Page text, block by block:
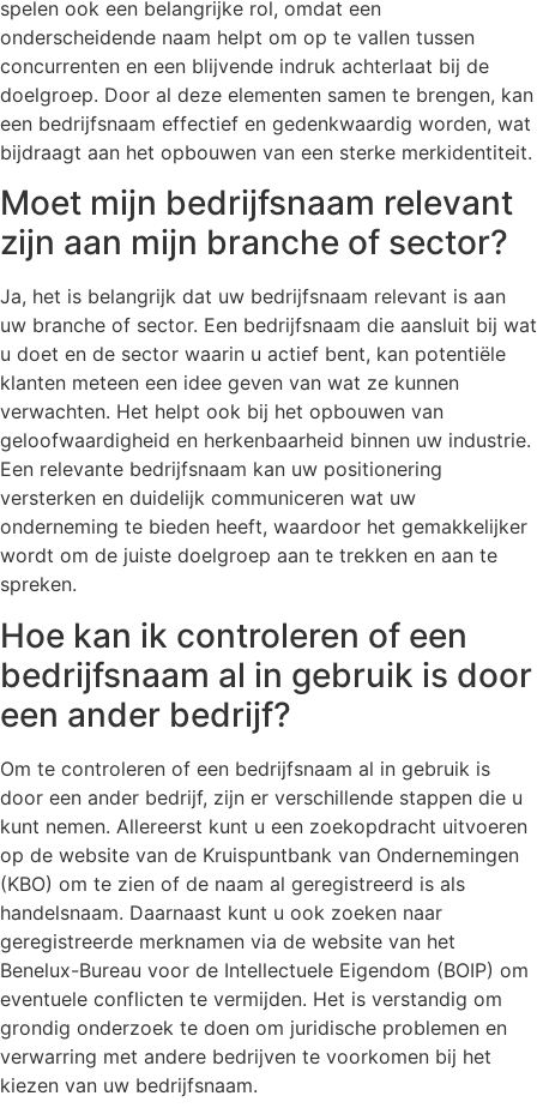
spelen ook een belangrijke rol, omdat een
onderscheidende naam helpt om op te vallen tussen
concurrenten en een blijvende indruk achterlaat bij de
doelgroep. Door al deze elementen samen te brengen, kan
een bedrijfsnaam effectief en gedenkwaardig worden, wat
bijdraagt aan het opbouwen van een sterke merkidentiteit.
Moet mijn bedrijfsnaam relevant
zijn aan mijn branche of sector?
Ja, het is belangrijk dat uw bedrijfsnaam relevant is aan
uw branche of sector. Een bedrijfsnaam die aansluit bij wat
u doet en de sector waarin u actief bent, kan potentiële
klanten meteen een idee geven van wat ze kunnen
verwachten. Het helpt ook bij het opbouwen van
geloofwaardigheid en herkenbaarheid binnen uw industrie.
Een relevante bedrijfsnaam kan uw positionering
versterken en duidelijk communiceren wat uw
onderneming te bieden heeft, waardoor het gemakkelijker
wordt om de juiste doelgroep aan te trekken en aan te
spreken.
Hoe kan ik controleren of een
bedrijfsnaam al in gebruik is door
een ander bedrijf?
Om te controleren of een bedrijfsnaam al in gebruik is
door een ander bedrijf, zijn er verschillende stappen die u
kunt nemen. Allereerst kunt u een zoekopdracht uitvoeren
op de website van de Kruispuntbank van Ondernemingen
(KBO) om te zien of de naam al geregistreerd is als
handelsnaam. Daarnaast kunt u ook zoeken naar
geregistreerde merknamen via de website van het
Benelux-Bureau voor de Intellectuele Eigendom (BOIP) om
eventuele conflicten te vermijden. Het is verstandig om
grondig onderzoek te doen om juridische problemen en
verwarring met andere bedrijven te voorkomen bij het
kiezen van uw bedrijfsnaam.